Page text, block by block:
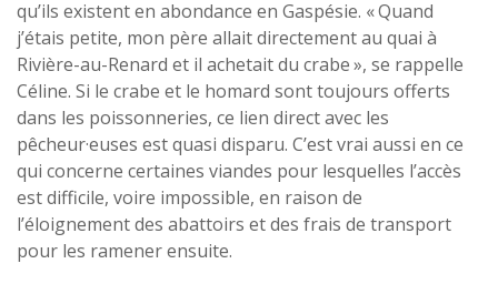
qu’ils existent en abondance en Gaspésie. « Quand
j’étais petite, mon père allait directement au quai à
Rivière-au-Renard et il achetait du crabe », se rappelle
Céline. Si le crabe et le homard sont toujours offerts
dans les poissonneries, ce lien direct avec les
pêcheur·euses est quasi disparu. C’est vrai aussi en ce
qui concerne certaines viandes pour lesquelles l’accès
est difficile, voire impossible, en raison de
l’éloignement des abattoirs et des frais de transport
pour les ramener ensuite.